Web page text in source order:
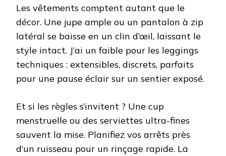
Les vêtements comptent autant que le
décor. Une jupe ample ou un pantalon à zip
latéral se baisse en un clin d’œil, laissant le
style intact. J’ai un faible pour les leggings
techniques : extensibles, discrets, parfaits
pour une pause éclair sur un sentier exposé.
Et si les règles s’invitent ? Une cup
menstruelle ou des serviettes ultra-fines
sauvent la mise. Planifiez vos arrêts près
d’un ruisseau pour un rinçage rapide. La